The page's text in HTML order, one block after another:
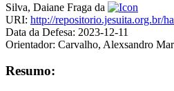
Silva, Daiane Fraga da
URI: http://repositorio.jesuita.org.br/
Data da Defesa: 2023-12-11
Orientador: Carvalho, Alexsandro
Resumo: